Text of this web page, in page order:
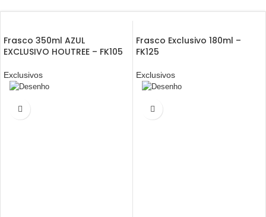
Frasco 350ml AZUL
EXCLUSIVO HOUTREE – FK105
Exclusivos
Frasco Exclusivo 180ml –
FK125
Exclusivos